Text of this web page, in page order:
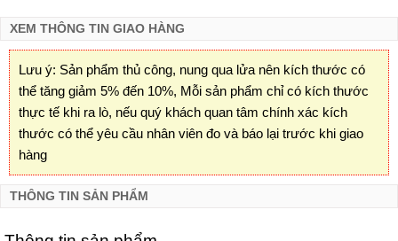
XEM THÔNG TIN GIAO HÀNG
Lưu ý: Sản phẩm thủ công, nung qua lửa nên kích thước có
thể tăng giảm 5% đến 10%, Mỗi sản phẩm chỉ có kích thước
thực tế khi ra lò, nếu quý khách quan tâm chính xác kích
thước có thể yêu cầu nhân viên đo và báo lại trước khi giao
hàng
THÔNG TIN SẢN PHẨM